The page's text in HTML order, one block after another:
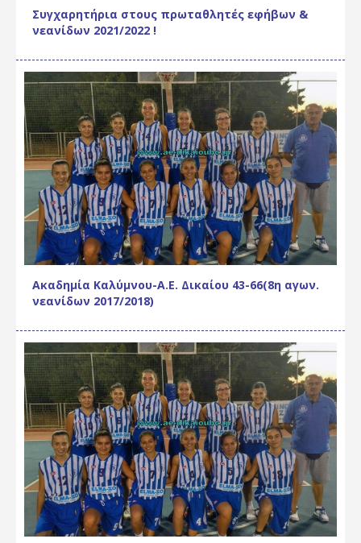
Συγχαρητήρια στους πρωταθλητές εφήβων &
νεανίδων 2021/2022 !
Ακαδημία Καλύμνου-Α.Ε. Δικαίου 43-66(8η αγων.
νεανίδων 2017/2018)